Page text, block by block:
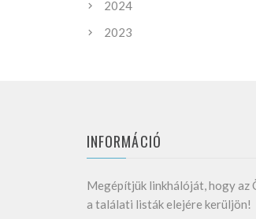
2024
2023
INFORMÁCIÓ
Megépítjük linkhálóját, hogy az
a találati listák elejére kerüljön!